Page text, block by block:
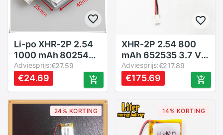
Li-po XHR-2P 2.54
1000 mAh 802540
3.7 V lithium
polymeer batterij
852540 scan code
instrument speaker
rijden apparaat
Adviesprijs:€27.59
€24.69
XHR-2P 2.54 800
mAh 652535 3.7 V
lithium polymeer
batterij 602635
Bluetooth draadloze
Adviesprijs:€217.89
€175.69
24% KORTING 14% KORTING